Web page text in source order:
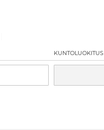
KUNTOLUOKITUS